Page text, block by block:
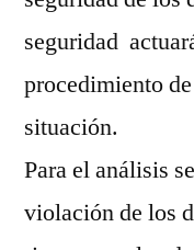
seguridad
procedimiento
situación.
Para el análisis
violación de los